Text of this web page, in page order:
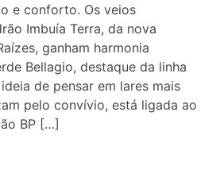
e conforto. Os veios
Imbuía Terra, da nova
ganham harmonia
Bellagio, destaque da linha
de pensar em lares mais
pelo convívio, está ligada ao
BP […]